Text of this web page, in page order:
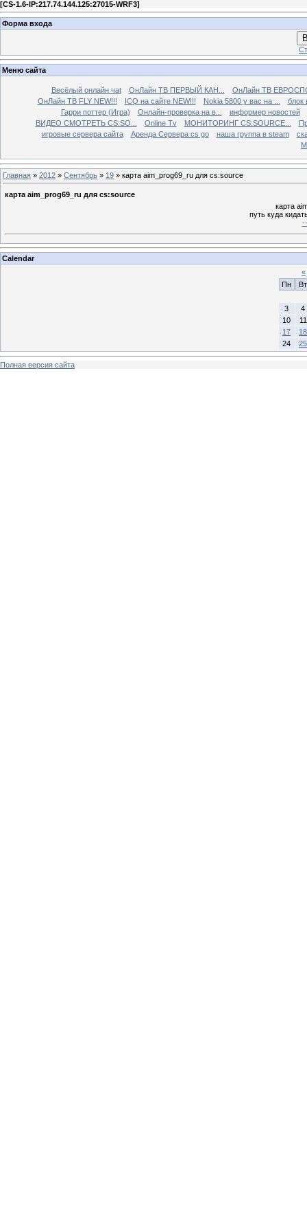
[CS-1.6-IP:217.74.144.125:27015-WRF3]
Форма входа
Меню сайта
Весёлый онлайн чаt ОнЛайн ТВ ПЕРВЫЙ КАН...
ОнЛайн ТВ
ОнЛайн ТВ FLY NEW!!!
ICQ на сайте NEW!!! Nokia 5800 у вас на ...
блок
Гарри поттер (Игра)
Онлайн-проверка на в...
информер новостей
ВИДЕО СМОТРЕТЬ CS:SO...
Online Tv МОНИТОРИНГ CS:SOURCE...
игровые сервера сайта
Аренда Сервера cs go наша группа в steam
Главная » 2012 » Сентябрь » 19 » карта aim_prog69_ru для cs:source
карта aim_prog69_ru для cs:source
карта
путь куда
Calendar
«
Пн
Вт
3
4
10
11
17
18
24
25
Полная версия сайта